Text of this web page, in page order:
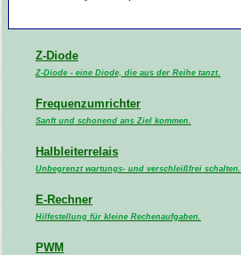
Z-Diode
Z-Diode - eine Diode, die aus der Reihe tanzt.
Frequenzumrichter
Sanft und schonend ans Ziel kommen.
Halbleiterrelais
Unbegrenzt wartungs- und verschleißfrei schalten.
E-Rechner
Hilfestellung für kleine Rechenaufgaben.
PWM